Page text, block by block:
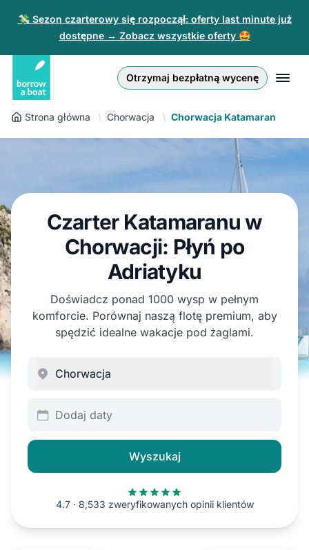
💸 Sezon czarterowy się rozpoczął: oferty last minute już
dostępne → Zobacz wszystkie oferty 🤩
Otrzymaj bezpłatną wycenę
Zaloguj się
Zarejestruj się
PLN
Euro
English (UK)
Nederlands
Español
Français
Polski
Strona główna Chorwacja Chorwacja Katamaran
Czarter Katamaranu w
Chorwacji: Płyń po
Adriatyku
Doświadcz ponad 1000 wysp w pełnym
komforcie. Porównaj naszą flotę premium, aby
spędzić idealne wakacje pod żaglami.
Dodaj daty
Wyszukaj
4.7 · 8,533 zweryfikowanych opinii klientów